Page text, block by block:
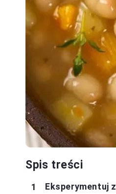
Spis treści
Eksperymentuj